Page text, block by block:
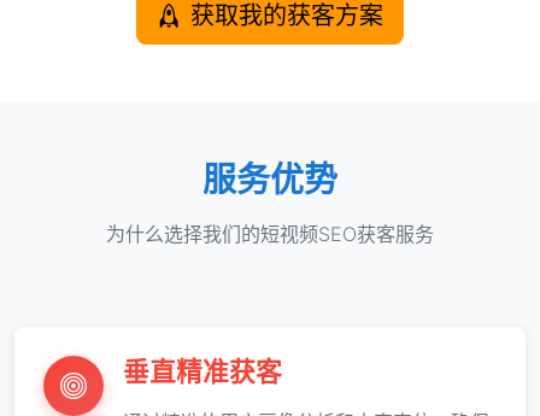
获取我的获客方案
服务优势
为什么选择我们的短视频SEO获客服务
垂直精准获客